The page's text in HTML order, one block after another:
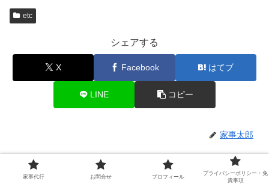
etc
シェアする
X Facebook はてブ
LINE コピー
家事太郎
関連記事
家事代行 お問合せ プロフィール
プライバシーポリシー・免
責事項